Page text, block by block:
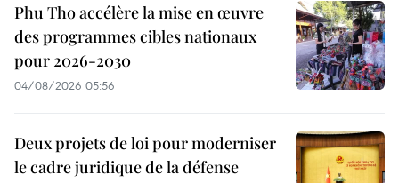
Phu Tho accélère la mise en œuvre
des programmes cibles nationaux
pour 2026-2030
04/08/2026 05:56
Deux projets de loi pour moderniser
le cadre juridique de la défense